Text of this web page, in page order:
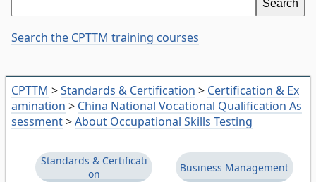
CPTTM >Standards & Certification > Certification & Ex
amination > China National Vocational Qualification As
sessment>About Occupational Skills Testing
Standards & Certificati
on
Business Management
Search the CPTTM training courses